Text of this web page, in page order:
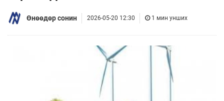
Өнөөдөр сонин 2026-05-20 12:30 1 мин унших